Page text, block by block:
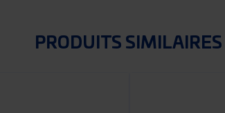
PRODUITS SIMILAIRES